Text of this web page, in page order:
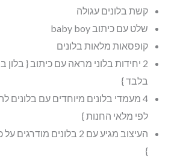
קשת בלונים עגולה
שלט עם כיתוב baby boy
קופסאות מלאות בלונים
בלבד }
4 מעמדי בלונים מיוחדים עם בלונים
לפי מלאי החנות }
}